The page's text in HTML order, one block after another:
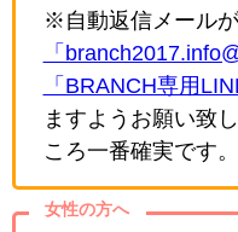
※自動返信メール
「
「BRANCH専用
ますようお願い致し
ころ一番確実です。
女性の方へ